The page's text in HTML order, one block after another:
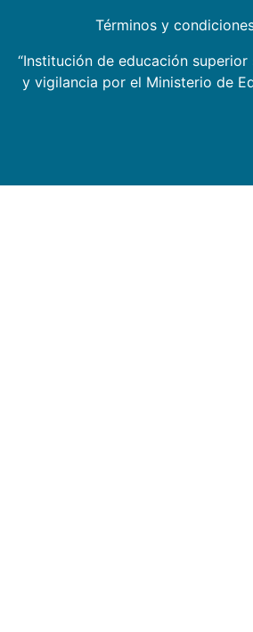
Términos y
“Institución de educación
y vigilancia por el Ministerio de